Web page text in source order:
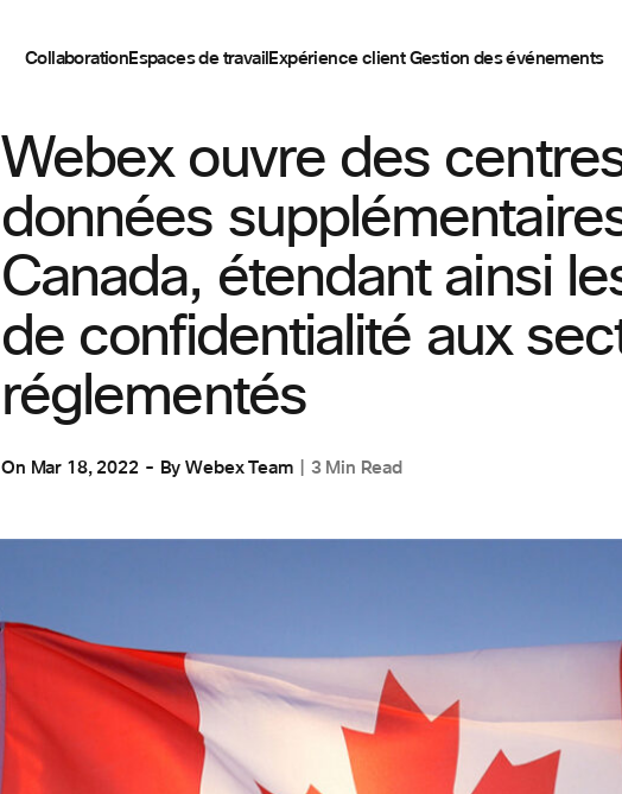
CollaborationEspaces de travailExpérience clientGestion des événements
Webex ouvre des
données
Canada, étendant ainsi
de confidentialité aux
réglementés
On Mar 18, 2022 ByWebex Team 3 Min Read